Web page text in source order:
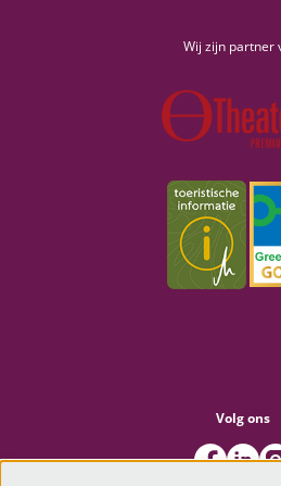
Wij zijn partner
Volg ons